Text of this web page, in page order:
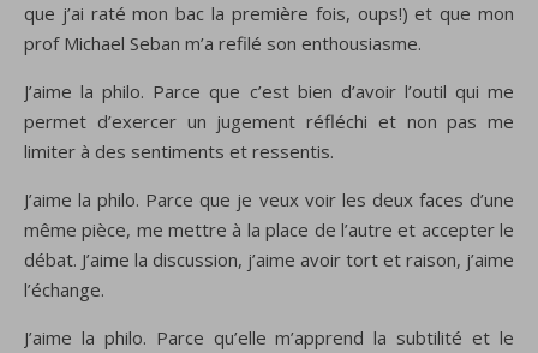
que j’ai raté mon bac la première fois, oups!) et que mon
prof Michael Seban m’a refilé son enthousiasme.
J’aime la philo. Parce que c’est bien d’avoir l’outil qui me
permet d’exercer un jugement réfléchi et non pas me
limiter à des sentiments et ressentis.
J’aime la philo. Parce que je veux voir les deux faces d’une
même pièce, me mettre à la place de l’autre et accepter le
débat. J’aime la discussion, j’aime avoir tort et raison, j’aime
l’échange.
J’aime la philo. Parce qu’elle m’apprend la subtilité et le